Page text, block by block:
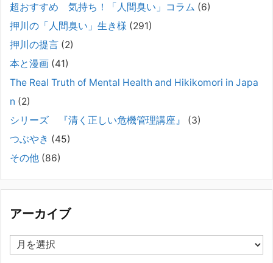
弊社は、病識のない重篤な精神疾患を抱えるご家族からのご相談を受
け、長年にわたり精神科医療へのアクセスの仕方や問題解決に取り組ん
い場合、家[...]
#041 将来を案じる「きょうだい」必見②きょうだ
で困っている方へ
2025年8月11日
長年問題解決に至らない家族のパターンのうち、弊社の相談で多い事例
景・特徴続きをみる
集英社オンラインのインタビューを受けました。「漫
画といえば集英社！」というく…
2023年3月1日
集英社オンラインのインタビューを受けました。「漫画といえば集英
社！」というくらいの大御所が、「子供を殺してくださいという親た
超おすすめ 気持ち！「人間臭い」コラム (6)
押川の「人間臭い」生き様 (291)
押川の提言 (2)
本と漫画 (41)
The Real Truth of Mental Health and Hikikomori in Japa
n (2)
シリーズ 『清く正しい危機管理講座』
(3)
つぶやき (45)
その他 (86)
アーカイブ
ー